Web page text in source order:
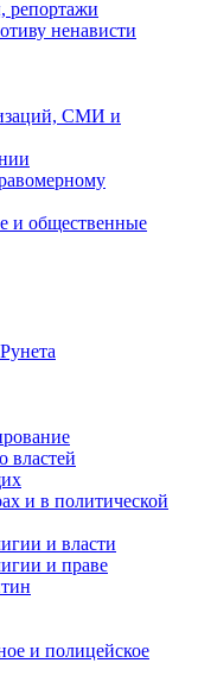
репортажи
ненависти
СМИ и
и общественные
властей
и в политической
и власти
и праве
и полицейское